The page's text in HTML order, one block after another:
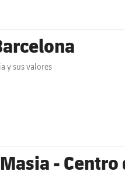
y sus valores
-